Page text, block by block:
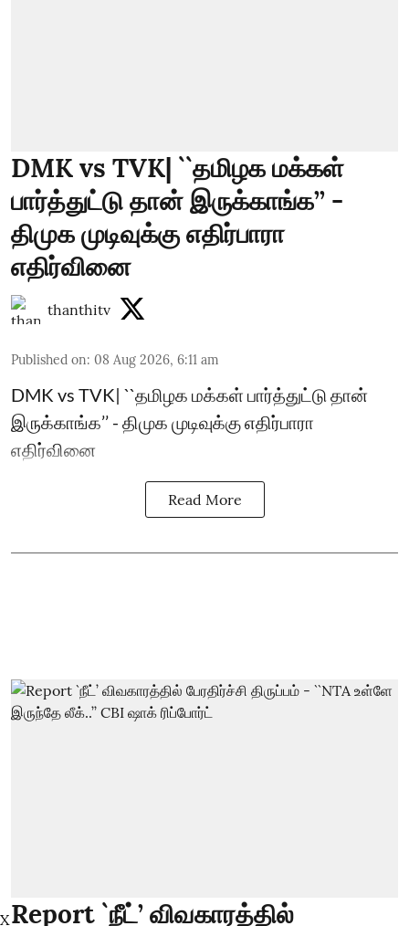
DMK vs TVK| ``தமிழக மக்கள்
பார்த்துட்டு தான் இருக்காங்க’’ -
திமுக முடிவுக்கு எதிர்பாரா
எதிர்வினை
thanthitv
Published on: 08 Aug 2026, 6:11 am
DMK vs TVK| ``தமிழக மக்கள் பார்த்துட்டு தான்
இருக்காங்க’’ - திமுக முடிவுக்கு எதிர்பாரா
எதிர்வினை
Read More
Report `நீட்’ விவகாரத்தில்
X